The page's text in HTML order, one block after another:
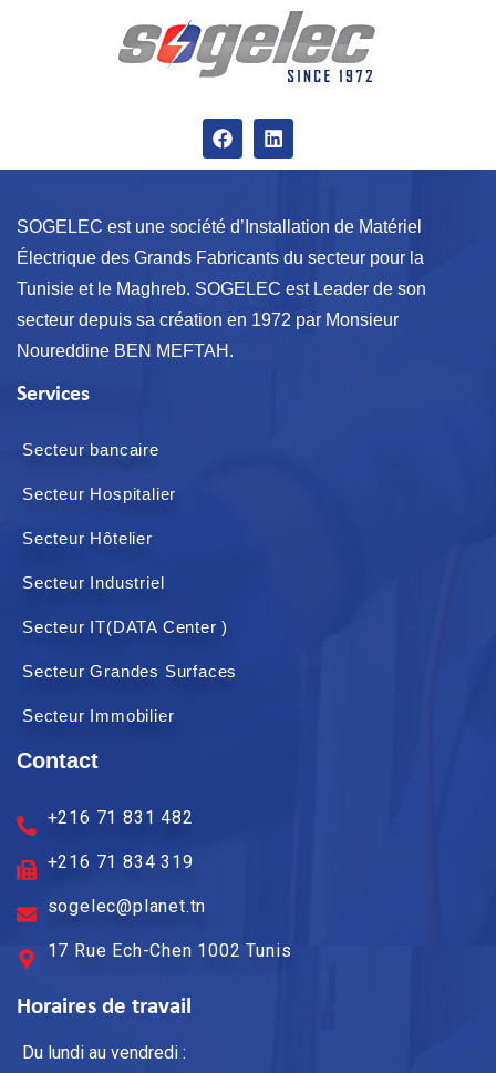
SOGELEC est une société d’Installation de Matériel
Électrique des Grands Fabricants du secteur pour la
Tunisie et le Maghreb. SOGELEC est Leader de son
secteur depuis sa création en 1972 par Monsieur
Noureddine BEN MEFTAH.
Services
Secteur bancaire
Secteur Hospitalier
Secteur Hôtelier
Secteur Industriel
Secteur IT(DATA Center )
Secteur Grandes Surfaces
Secteur Immobilier
Contact
+216 71 831 482
+216 71 834 319
sogelec@planet.tn
17 Rue Ech-Chen 1002 Tunis
Horaires de travail
Du lundi au vendredi :